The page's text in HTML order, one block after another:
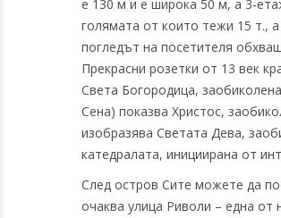
е 130 м и е широка 50 м, а 3-
голямата от които тежи 15 т.,
погледът на посетителя
Прекрасни розетки от 13 век
Света Богородица,
Сена) показва Христос,
изобразява Светата Дева,
катедралата, инициирана от
След остров Сите можете да
очаква улица Риволи – една от